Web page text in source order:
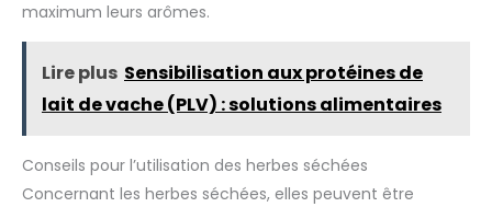
maximum leurs arômes.
Lire plus Sensibilisation aux protéines de
lait de vache (PLV) : solutions alimentaires
Conseils pour l’utilisation des herbes séchées
Concernant les herbes séchées, elles peuvent être